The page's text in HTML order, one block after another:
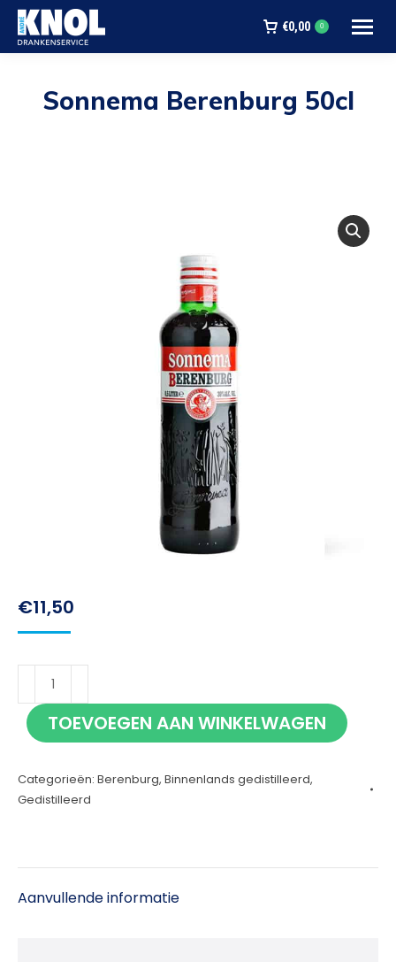
€0,00 0
Sonnema Berenburg 50cl
€11,50
Sonnema
Berenburg
50cl TOEVOEGEN AAN WINKELWAGEN
Categorieën: Berenburg, Binnenlands gedistilleerd,
Gedistilleerd
Aanvullende informatie